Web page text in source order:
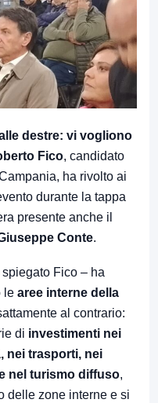
destre: vi vogliono
Fico, candidato
ha rivolto ai
durante la tappa
presente anche il
Conte.
Fico – ha
le aree interne della
al contrario:
di investimenti nei
nei trasporti, nei
nel turismo diffuso,
delle zone interne e si